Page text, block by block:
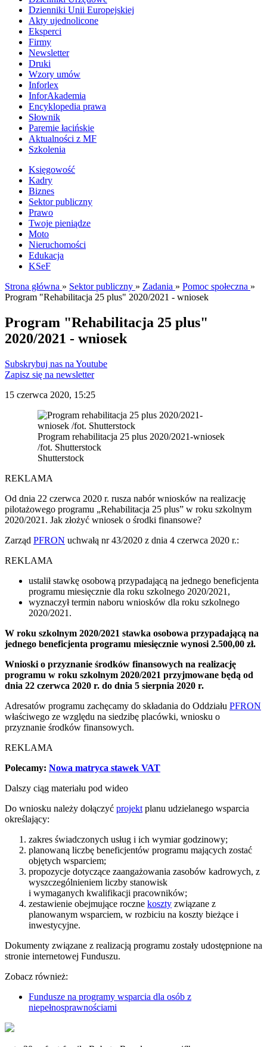
Dzienniki Unii Europejskiej
Akty ujednolicone
Eksperci
Firmy
Newsletter
Druki
Wzory umów
Inforlex
InforAkademia
Encyklopedia prawa
Słownik
Paremie łacińskie
Aktualności z MF
Szkolenia
Księgowość
Kadry
Biznes
Sektor publiczny
Prawo
Twoje pieniądze
Moto
Nieruchomości
Edukacja
KSeF
Strona główna » Sektor publiczny » Zadania » Pomoc społeczna »
Program "Rehabilitacja 25 plus" 2020/2021 - wniosek
Program "Rehabilitacja 25 plus"
2020/2021 - wniosek
Subskrybuj nas na Youtube
Zapisz się na newsletter
15 czerwca 2020, 15:25
Program rehabilitacja 25 plus 2020/2021-wniosek
/fot. Shutterstock
Shutterstock
REKLAMA
Od dnia 22 czerwca 2020 r. rusza nabór wniosków na realizację
pilotażowego programu „Rehabilitacja 25 plus” w roku szkolnym
2020/2021. Jak złożyć wniosek o środki finansowe?
Zarząd PFRON uchwałą nr 43/2020 z dnia 4 czerwca 2020 r.:
REKLAMA
ustalił stawkę osobową przypadającą na jednego beneficjenta
programu miesięcznie dla roku szkolnego 2020/2021,
wyznaczył termin naboru wniosków dla roku szkolnego
2020/2021.
W roku szkolnym 2020/2021 stawka osobowa przypadającą na
jednego beneficjenta programu miesięcznie wynosi 2.500,00 zł.
Wnioski o przyznanie środków finansowych na realizację
programu w roku szkolnym 2020/2021 przyjmowane będą od
dnia 22 czerwca 2020 r. do dnia 5 sierpnia 2020 r.
Adresatów programu zachęcamy do składania do Oddziału PFRON
właściwego ze względu na siedzibę placówki, wniosku o
przyznanie środków finansowych.
REKLAMA
Polecamy: Nowa matryca stawek VAT
Dalszy ciąg materiału pod wideo
Do wniosku należy dołączyć projekt planu udzielanego wsparcia
określający:
zakres świadczonych usług i ich wymiar godzinowy;
planowaną liczbę beneficjentów programu mających zostać
objętych wsparciem;
propozycje dotyczące zaangażowania zasobów kadrowych, z
wyszczególnieniem liczby stanowisk
i wymaganych kwalifikacji pracowników;
zestawienie obejmujące roczne koszty związane z
planowanym wsparciem, w rozbiciu na koszty bieżące i
inwestycyjne.
Dokumenty związane z realizacją programu zostały udostępnione na
stronie internetowej Funduszu.
Zobacz również:
Fundusze na programy wsparcia dla osób z
niepełnosprawnościami